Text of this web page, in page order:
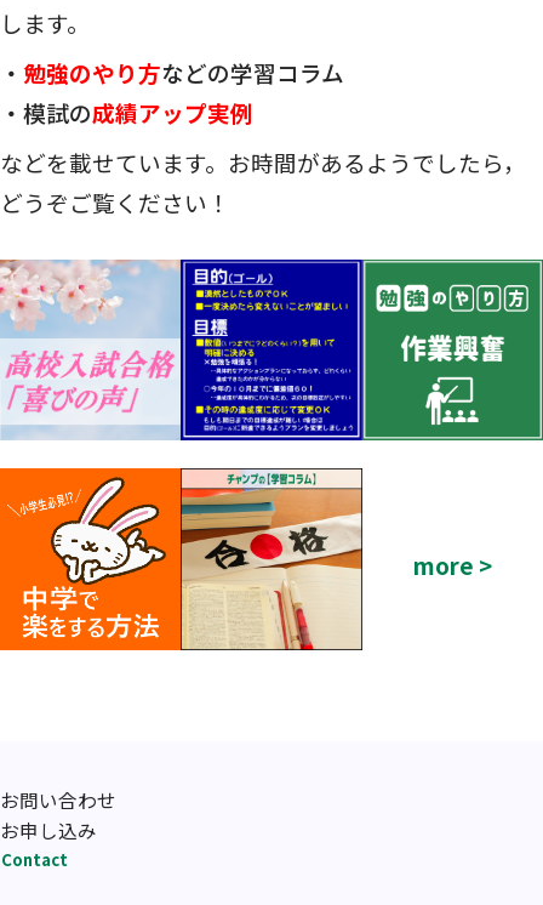
します。
・ 勉強のやり方などの学習コラム
・模試の成績アップ実例
などを載せています。お時間があるようでしたら，
どうぞご覧ください！
more >
お問い合わせ
お申し込み
Contact